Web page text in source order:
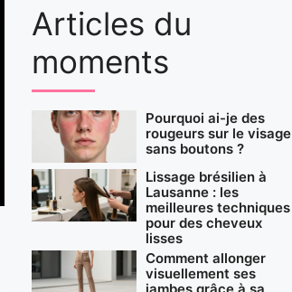
Articles du
moments
Pourquoi ai-je des
rougeurs sur le visage
sans boutons ?
Lissage brésilien à
Lausanne : les
meilleures techniques
pour des cheveux
lisses
Comment allonger
visuellement ses